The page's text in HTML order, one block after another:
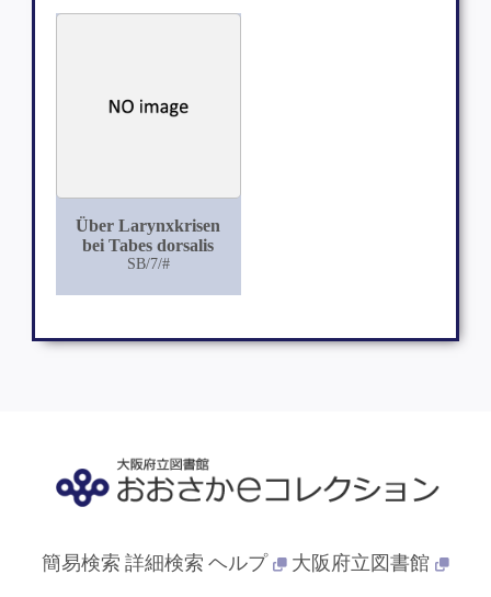
Über Larynxkrisen
bei Tabes dorsalis
SB/7/#
簡易検索 詳細検索 ヘルプ 大阪府立図書館